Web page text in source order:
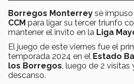
Borregos Monterrey se
CCM para ligar su tercer triunfo
mantener el invito en la Liga
El juego de este viernes fue el
temporada 2024 en el Estado
los Borregos , luego de 2
descanso.